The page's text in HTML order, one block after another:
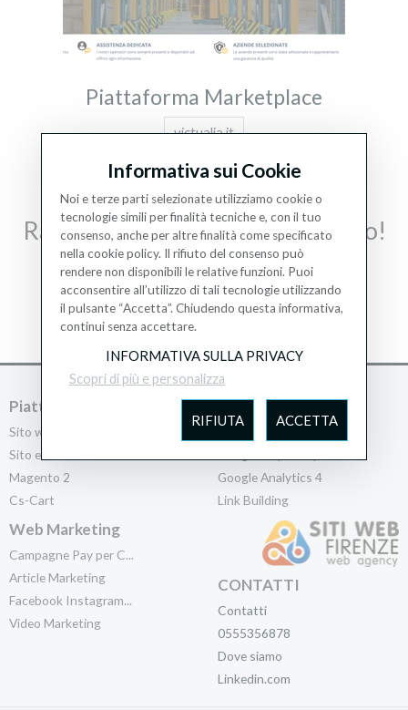
Piattaforma Marketplace
victualia.it
Raccontaci il tuo nuovo progetto!
Consulenza gratuita dei nostri esperti
CONTATTI
Piattaforme CMS
Sito web in WordPr...
Sito e-Commerce Cu...
Magento 2
Cs-Cart
Motori di Ricerca
Google Analytics 4
Link Building
Web Marketing
Campagne Pay per C...
Article Marketing
Facebook Instagram...
Video Marketing
CONTATTI
Contatti
0555356878
Dove siamo
Linkedin.com
Informativa sui Cookie
Noi e terze parti selezionate utilizziamo cookie o
tecnologie simili per finalità tecniche e, con il tuo
consenso, anche per altre finalità come specificato
nella cookie policy. Il rifiuto del consenso può
rendere non disponibili le relative funzioni. Puoi
acconsentire all’utilizzo di tali tecnologie utilizzando
il pulsante “Accetta”. Chiudendo questa informativa,
continui senza accettare.
INFORMATIVA SULLA PRIVACY
Scopri di più e personalizza
RIFIUTA ACCETTA